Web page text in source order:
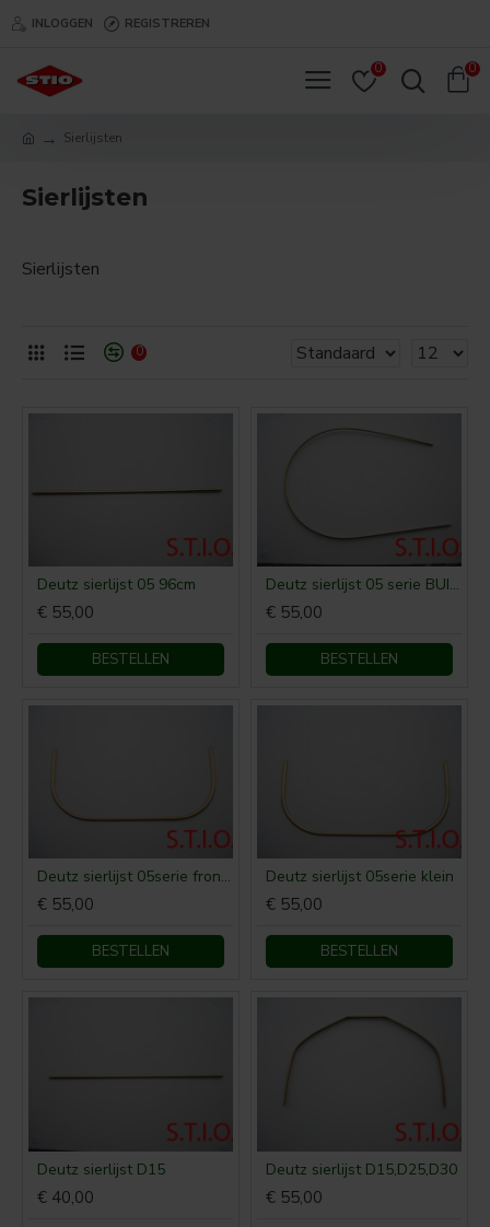
INLOGGEN REGISTREREN
0 0
Sierlijsten
Sierlijsten
Sierlijsten
0
Deutz sierlijst 05 96cm
€ 55,00
BESTELLEN
Deutz sierlijst 05 serie BUIK lang
€ 55,00
BESTELLEN
Deutz sierlijst 05serie front groot
€ 55,00
BESTELLEN
Deutz sierlijst 05serie klein
€ 55,00
BESTELLEN
Deutz sierlijst D15
€ 40,00
Deutz sierlijst D15,D25,D30
€ 55,00